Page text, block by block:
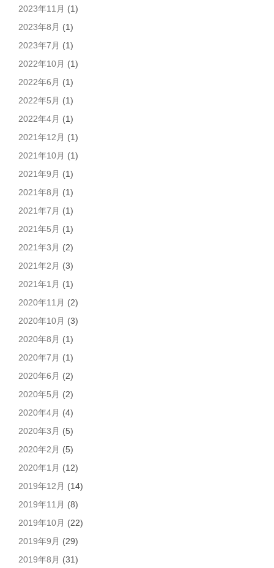
2023年11月 (1)
2023年8月 (1)
2023年7月 (1)
2022年10月 (1)
2022年6月 (1)
2022年5月 (1)
2022年4月 (1)
2021年12月 (1)
2021年10月 (1)
2021年9月 (1)
2021年8月 (1)
2021年7月 (1)
2021年5月 (1)
2021年3月 (2)
2021年2月 (3)
2021年1月 (1)
2020年11月 (2)
2020年10月 (3)
2020年8月 (1)
2020年7月 (1)
2020年6月 (2)
2020年5月 (2)
2020年4月 (4)
2020年3月 (5)
2020年2月 (5)
2020年1月 (12)
2019年12月 (14)
2019年11月 (8)
2019年10月 (22)
2019年9月 (29)
2019年8月 (31)